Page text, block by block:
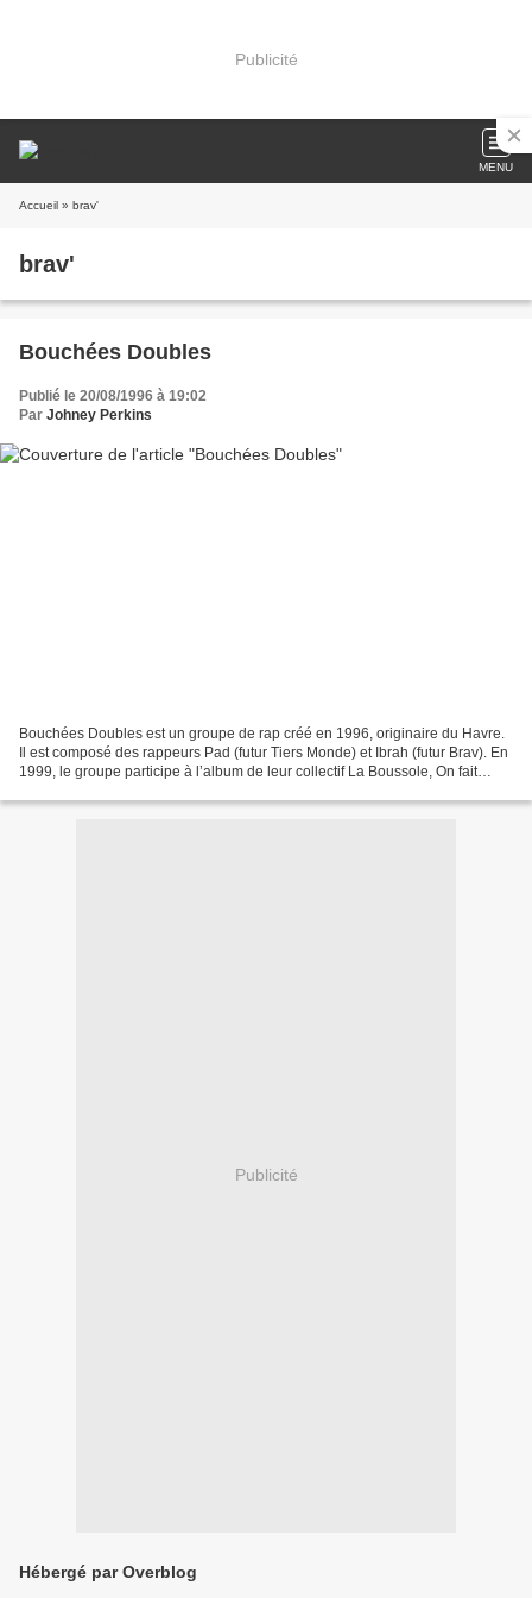
Publicité
MENU
Accueil » brav'
brav'
Bouchées Doubles
Publié le 20/08/1996 à 19:02
Par Johney Perkins
Bouchées Doubles est un groupe de rap créé en 1996, originaire du Havre.
Il est composé des rappeurs Pad (futur Tiers Monde) et Ibrah (futur Brav). En
1999, le groupe participe à l’album de leur collectif La Boussole, On fait
Publicité
Hébergé par Overblog